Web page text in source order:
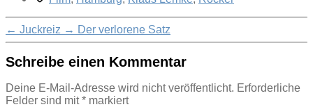
← Juckreiz → Der verlorene Satz
Schreibe einen Kommentar
Deine E-Mail-Adresse wird nicht veröffentlicht. Erforderliche
Felder sind mit* markiert